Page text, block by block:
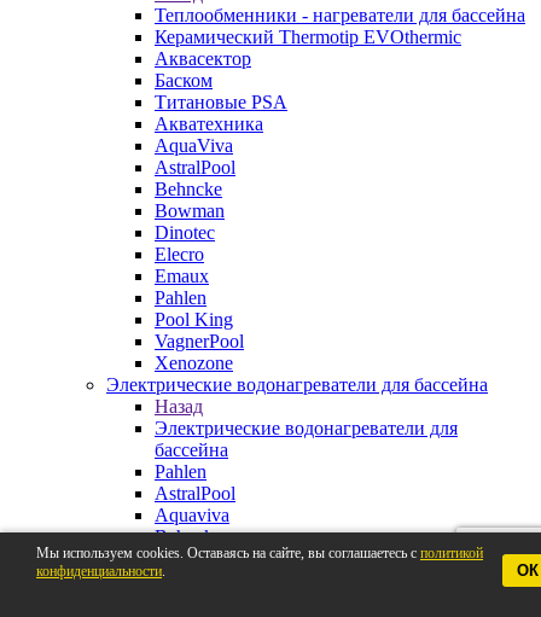
Теплообменники - нагреватели для бассейна
Керамический Thermotip EVOthermic
Аквасектор
Баском
Титановые PSA
Акватехника
AquaViva
AstralPool
Behncke
Bowman
Dinotec
Elecro
Emaux
Pahlen
Pool King
VagnerPool
Xenozone
Электрические водонагреватели для бассейна
Назад
Электрические водонагреватели для
бассейна
Pahlen
AstralPool
Aquaviva
Behncke
BestWay
Elecro
Мы используем cookies. Оставаясь на сайте, вы соглашаетесь с политикой
конфиденциальности. ОК